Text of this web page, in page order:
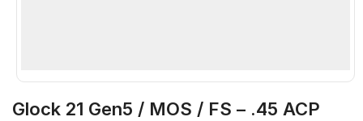
Glock 21 Gen5 / MOS / FS – .45 ACP